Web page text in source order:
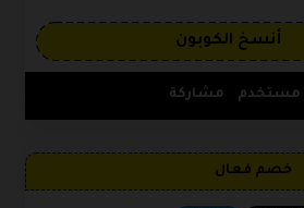
أنسخ الكوبون
مشاركة
خصم فعال